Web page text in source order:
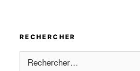
RECHERCHER